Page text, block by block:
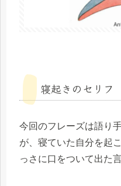
寝起きのセリフ
今回のフレーズは語り
が、寝ていた自分を起
っさに口をついて出た